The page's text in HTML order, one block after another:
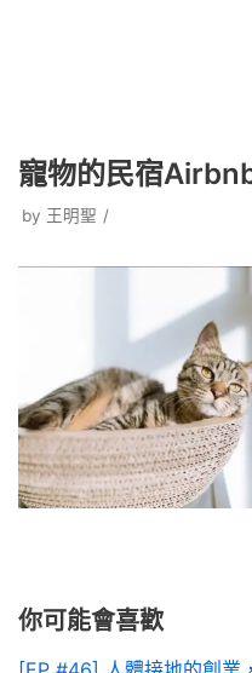
寵物的民宿
by 王明聖
你可能會喜歡